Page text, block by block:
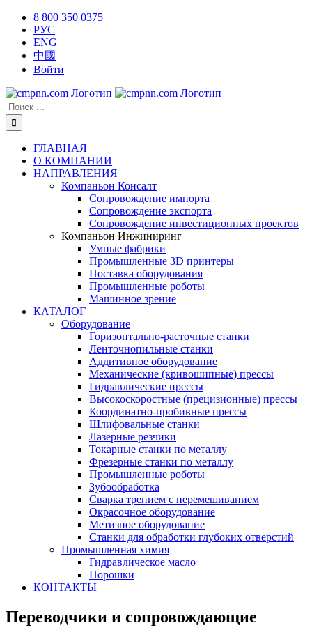
Skip
content
Facebook
YouTube
Instagram8 800 350 0375
РУС
ENG
中國
Войти
Результат
поиска:
ГЛАВНАЯ
О КОМПАНИИ
НАПРАВЛЕНИЯ
Компаньон Консалт
Сопровождение импорта
Сопровождение экспорта
Сопровождение инвестиционных проектов
Компаньон Инжиниринг
Умные фабрики
Промышленные 3D принтеры
Поставка оборудования
Промышленные роботы
Машинное зрение
КАТАЛОГ
Оборудование
Горизонтально-расточные станки
Ленточнопильные станки
Аддитивное оборудование
Механические (кривошипные) прессы
Гидравлические прессы
Высокоскоростные (прецизионные) прессы
Координатно-пробивные прессы
Шлифовальные станки
Лазерные резчики
Токарные станки по металлу
Фрезерные станки по металлу
Промышленные роботы
Зубообработка
Сварка трением с перемешиванием
Окрасочное оборудование
Метизное оборудование
Станки для обработки глубоких отверстий
Промышленная химия
Гидравлическое масло
Порошки
КОНТАКТЫ
Переводчики и сопровождающие